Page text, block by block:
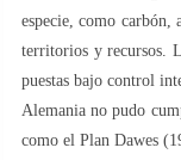
especie, como carbón,
territorios y recursos.
puestas bajo control
Alemania no pudo
como el Plan Dawes